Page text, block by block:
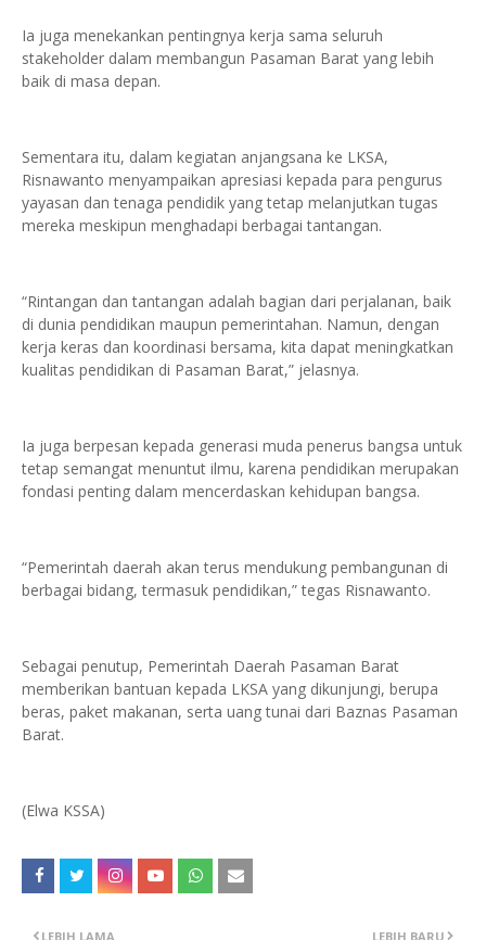
Ia juga menekankan pentingnya kerja sama seluruh
stakeholder dalam membangun Pasaman Barat yang lebih
baik di masa depan.
Sementara itu, dalam kegiatan anjangsana ke LKSA,
Risnawanto menyampaikan apresiasi kepada para pengurus
yayasan dan tenaga pendidik yang tetap melanjutkan tugas
mereka meskipun menghadapi berbagai tantangan.
“Rintangan dan tantangan adalah bagian dari perjalanan, baik
di dunia pendidikan maupun pemerintahan. Namun, dengan
kerja keras dan koordinasi bersama, kita dapat meningkatkan
kualitas pendidikan di Pasaman Barat,” jelasnya.
Ia juga berpesan kepada generasi muda penerus bangsa untuk
tetap semangat menuntut ilmu, karena pendidikan merupakan
fondasi penting dalam mencerdaskan kehidupan bangsa.
“Pemerintah daerah akan terus mendukung pembangunan di
berbagai bidang, termasuk pendidikan,” tegas Risnawanto.
Sebagai penutup, Pemerintah Daerah Pasaman Barat
memberikan bantuan kepada LKSA yang dikunjungi, berupa
beras, paket makanan, serta uang tunai dari Baznas Pasaman
Barat.
(Elwa KSSA)
LEBIH BARU
LEBIH LAMA